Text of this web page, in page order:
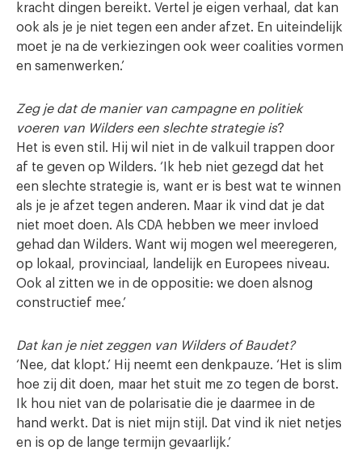
kracht dingen bereikt. Vertel je eigen verhaal, dat kan
ook als je je niet tegen een ander afzet. En uiteindelijk
moet je na de verkiezingen ook weer coalities vormen
en samenwerken.’
Zeg je dat de manier van campagne en politiek
voeren van Wilders een slechte strategie is?
Het is even stil. Hij wil niet in de valkuil trappen door
af te geven op Wilders. ‘Ik heb niet gezegd dat het
een slechte strategie is, want er is best wat te winnen
als je je afzet tegen anderen. Maar ik vind dat je dat
niet moet doen. Als CDA hebben we meer invloed
gehad dan Wilders. Want wij mogen wel meeregeren,
op lokaal, provinciaal, landelijk en Europees niveau.
Ook al zitten we in de oppositie: we doen alsnog
constructief mee.’
Dat kan je niet zeggen van Wilders of Baudet?
‘Nee, dat klopt.’ Hij neemt een denkpauze. ‘Het is slim
hoe zij dit doen, maar het stuit me zo tegen de borst.
Ik hou niet van de polarisatie die je daarmee in de
hand werkt. Dat is niet mijn stijl. Dat vind ik niet netjes
en is op de lange termijn gevaarlijk.’